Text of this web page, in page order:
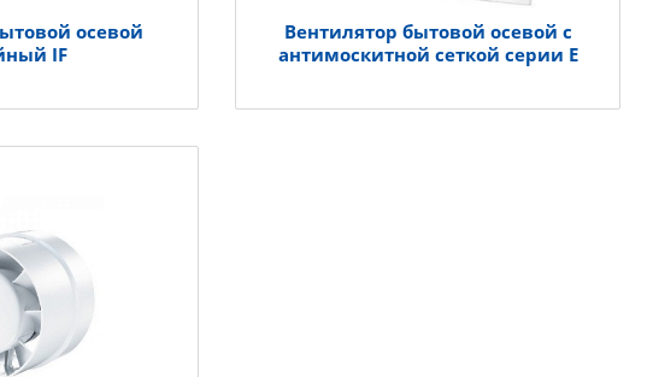
осевой
IF
Вентилятор бытовой осевой с
антимоскитной сеткой серии Е